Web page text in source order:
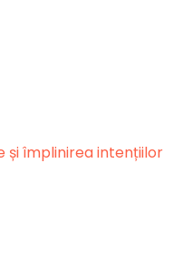
și împlinirea intențiilor